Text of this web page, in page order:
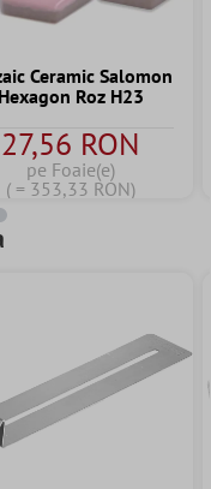
Ceramic Salomon
Hexagon Roz H23
27,56 RON
pe Foaie(e)
( = 353,33 RON)